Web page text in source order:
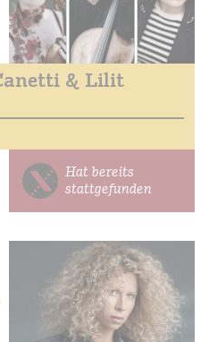
& Lilit
Hat bereits
stattgefunden